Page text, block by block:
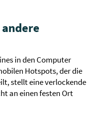
in den Computer
Hotspots, der die
stellt eine verlockende
an einen festen Ort